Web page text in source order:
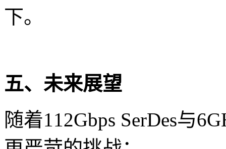
下。
五、未来展望
随着112Gbps SerDes与